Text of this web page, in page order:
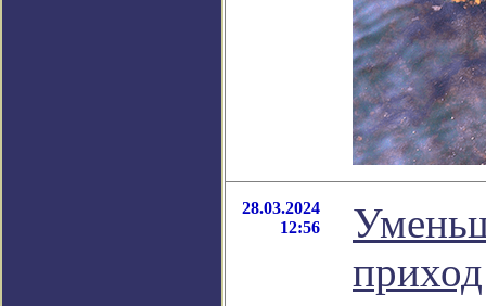
28.03.2024
12:56